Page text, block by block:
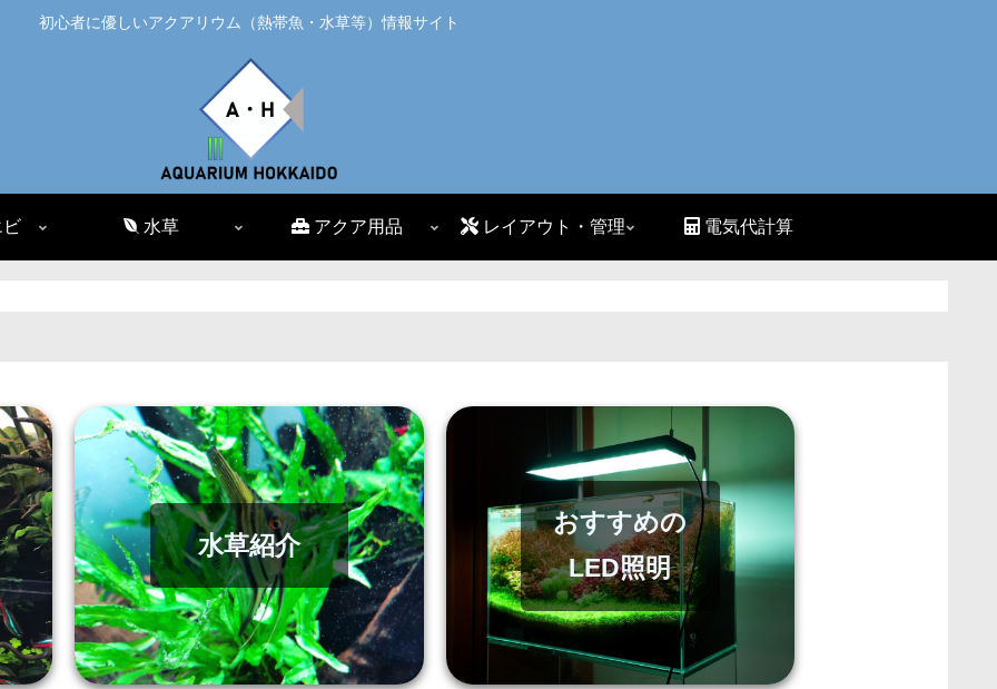
初心者に優しいアクアリウム（熱帯魚・水草等）情報サイト
水草 アクア用品 レイアウト・管理 電気代計算
水草紹介
おすすめの
LED照明